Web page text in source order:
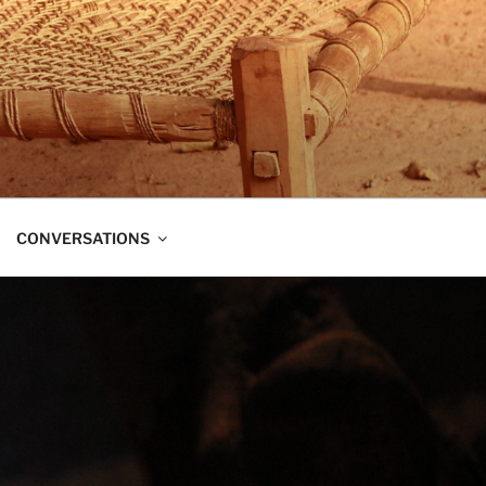
dans trois directions à la fois :
CONVERSATIONS